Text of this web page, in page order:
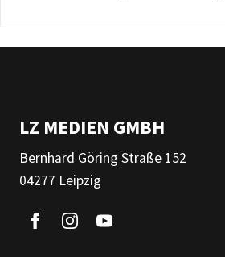
LZ MEDIEN GMBH
Bernhard Göring Straße 152
04277 Leipzig